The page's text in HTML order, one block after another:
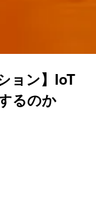
ョン】IoT
るのか